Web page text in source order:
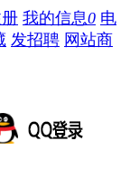
我的信息0 电
发招聘 网站商